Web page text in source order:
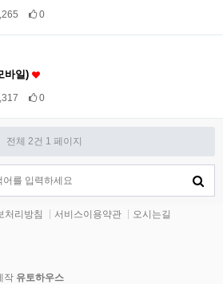
0
바일)
0
전체 2건 1 페이지
처리방침 서비스이용약관 오시는길
작 유토하우스